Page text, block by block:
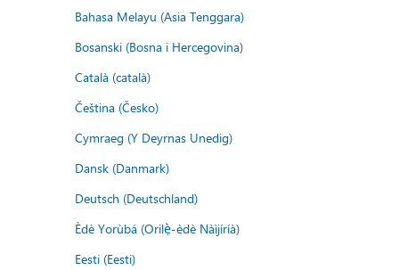
Bahasa Melayu (Asia Tenggara)
Bosanski (Bosna i Hercegovina)
Català (català)
Čeština (Česko)
Cymraeg (Y Deyrnas Unedig)
Dansk (Danmark)
Deutsch (Deutschland)
Èdè Yorùbá (Orilẹ̀-èdè Nàìjíríà)
Eesti (Eesti)